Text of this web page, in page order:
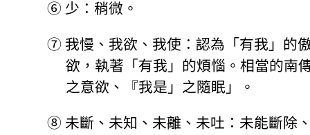
⑥ 少：稍微。
⑦ 我慢、我欲、我使：認為「有我」的
欲，執著「有我」的煩惱。相當的南
之意欲、『我是」之隨眠」。
⑧ 未斷、未知、未離、未吐：未能斷除